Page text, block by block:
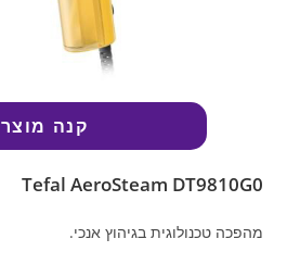
קנה מוצר
Tefal AeroSteam DT9810G0
מהפכה טכנולוגית בגיהוץ אנכי.